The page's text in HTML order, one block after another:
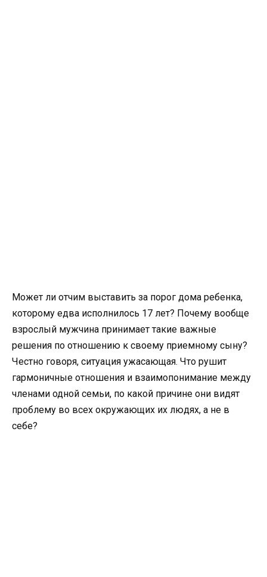
Может ли отчим выставить за порог дома ребенка,
которому едва исполнилось 17 лет? Почему вообще
взрослый мужчина принимает такие важные
решения по отношению к своему приемному сыну?
Честно говоря, ситуация ужасающая. Что рушит
гармоничные отношения и взаимопонимание между
членами одной семьи, по какой причине они видят
проблему во всех окружающих их людях, а не в
себе?